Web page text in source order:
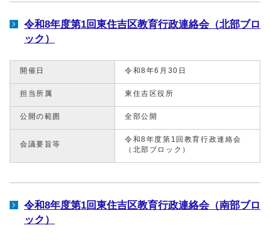
令和8年度第1回東住吉区教育行政連絡会（北部ブロ
ック）
開催日 令和8年6月30日
担当所属 東住吉区役所
公開の範囲 全部公開
会議要旨等
令和8年度第1回教育行政連絡会
（北部ブロック）
令和8年度第1回東住吉区教育行政連絡会（南部ブロ
ック）